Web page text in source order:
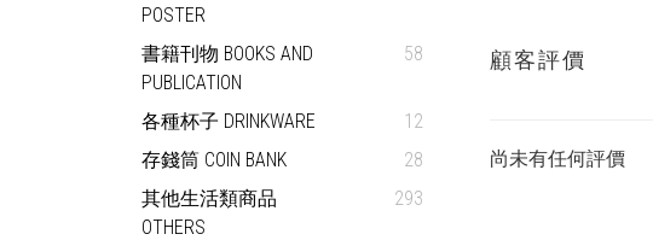
POSTER
書籍刊物 BOOKS AND
PUBLICATION
58
各種杯子 DRINKWARE
12
存錢筒 COIN BANK
28
其他生活類商品
OTHERS
293
顧客評價
尚未有任何評價